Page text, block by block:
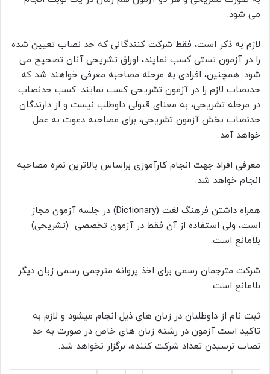
می شود.
لازم به ذکر است، فقط شرکت کنندگانی که حد نصاب تعیین شده
را در آزمون تستی کسب نمایند، اوراق تشریحی آنان تصحیح می
شود. همچنین، افرادی به مرحله مصاحبه معرفی خواهند شد که
حدنصاب لازم را در آزمون تشریحی کسب نمایند. کسب حدنصاب
در مرحله تشریحی، به معنای قبولی داوطلب نیست و از دارندگان
حدنصاب بخش آزمون تشریحی، برای مصاحبه دعوت به عمل
خواهد آمد.
معرفی افراد جهت انجام کارآموزی براساس بالاترین نمره مصاحبه
انجام خواهد شد.
همراه داشتن فرهنگ لغت (Dictionary) در جلسه آزمون مجاز
است، ولی استفاده از آن فقط در آزمون تخصصی (تشریحی)
بلامانع است.
شرکت مترجمان رسمی برای اخذ پروانه مترجمی رسمی زبان دیگر
بلامانع است.
ثبت نام از داوطلبان در زبان های ذیل انجام می‎شود و لازم به
تاکید است آزمون در رشته زبان های خاص در صورت به حد
نصاب نرسیدن تعداد شرکت کننده، برگزار نخواهد شد.